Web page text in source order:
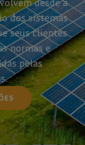
dos sistemas
seus clientes
normas e
pelas